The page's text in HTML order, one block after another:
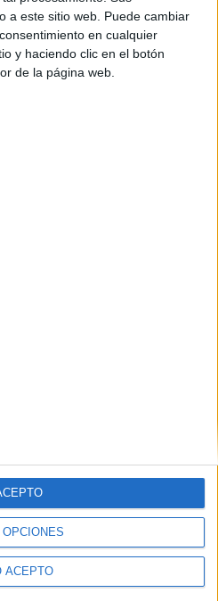
a este sitio web. Puede cambiar
en cualquier
y haciendo clic en el botón
de la página web.
OPCIONES
ACEPTO